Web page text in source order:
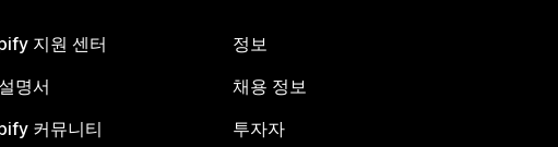
지원 센터
명서
커뮤니티
정보
채용 정보
투자자